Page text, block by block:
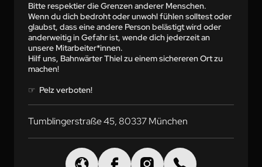
Bitte respektier die Grenzen anderer Menschen.
Wenn du dich bedroht oder unwohl fühlen solltest oder
glaubst, dass eine andere Person belästigt wird oder
anderweitig in Gefahr ist, wende dich jederzeit an
unsere Mitarbeiter*innen.
Hilf uns, Bahnwärter Thiel zu einem sichereren Ort zu
machen!
☞  Pelz verboten!
Tumblingerstraße 45, 80337 München